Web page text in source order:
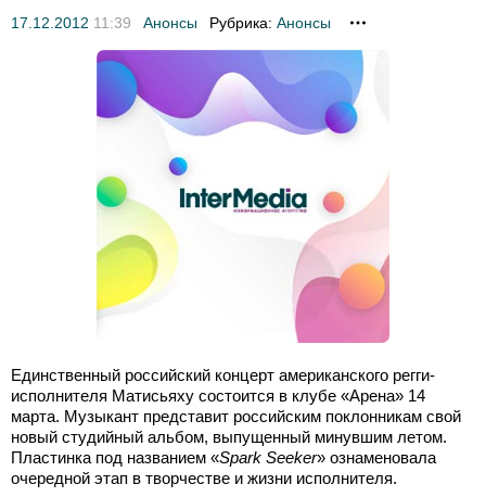
17.12.2012 11:39 Анонсы Рубрика: Анонсы
Единственный российский концерт американского регги-
исполнителя Матисьяху состоится в клубе «Арена» 14
марта. Музыкант представит российским поклонникам свой
новый студийный альбом, выпущенный минувшим летом.
Пластинка под названием «Spark Seeker» ознаменовала
очередной этап в творчестве и жизни исполнителя.